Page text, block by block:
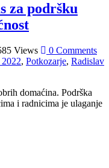
za podršku
Views
0 Comments
, Potkozarje, Radislav
domaćina. Podrška
i radnicima je ulaganje